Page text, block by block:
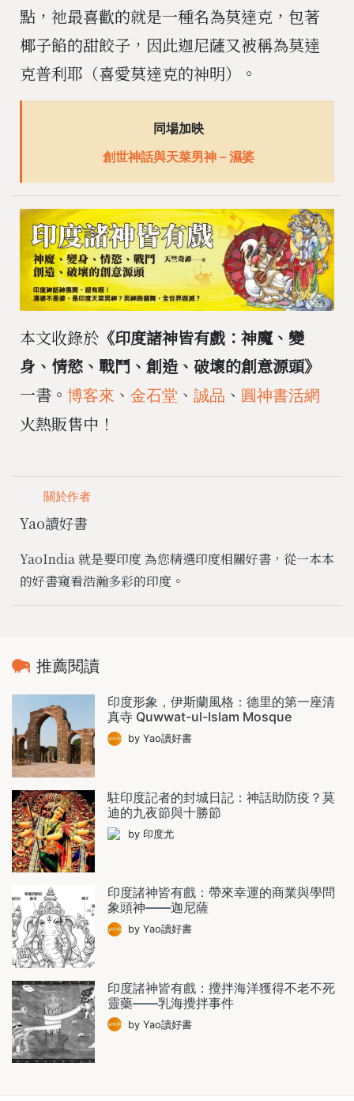
點，祂最喜歡的就是一種名為莫達克，包著
椰子餡的甜餃子，因此迦尼薩又被稱為莫達
克普利耶（喜愛莫達克的神明）。
同場加映
創世神話與天菜男神－濕婆
本文收錄於 《印度諸神皆有戲：神魔、變
身、情慾、戰鬥、創造、破壞的創意源頭》
一書。 博客來 、 金石堂 、 誠品 、 圓神書活網
火熱販售中！
關於作者
Yao讀好書
YaoIndia 就是要印度 為您精選印度相關好書，從一本本
的好書窺看浩瀚多彩的印度。
推薦閱讀
印度形象，伊斯蘭風格：德里的第一座清
真寺 Quwwat-ul-Islam Mosque
by Yao讀好書
駐印度記者的封城日記：神話助防疫？莫
迪的九夜節與十勝節
by 印度尤
印度諸神皆有戲：帶來幸運的商業與學問
象頭神——迦尼薩
by Yao讀好書
印度諸神皆有戲：攪拌海洋獲得不老不死
靈藥——乳海攪拌事件
by Yao讀好書